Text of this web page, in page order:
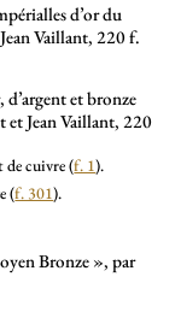
d’or du
Vaillant, 220 f.
d’argent et bronze
et Jean Vaillant, 220
de cuivre (f. 1).
(f. 301).
Bronze », par